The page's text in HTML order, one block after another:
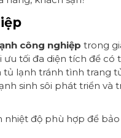
công nghiệp trong
ưu tối đa diện tích để có
lạnh tránh tình trang
sinh sôi phát triển và
nhiệt độ phù hợp để